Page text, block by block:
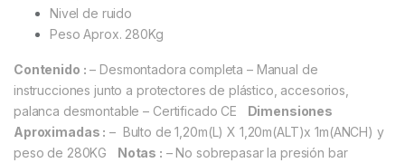
Nivel de ruido
Peso Aprox. 280Kg
Contenido : – Desmontadora completa – Manual de
instrucciones junto a protectores de plástico, accesorios,
palanca desmontable – Certificado CE
Dimensiones
Aproximadas : – Bulto de 1,20m(L) X 1,20m(ALT)x 1m(ANCH) y
peso de 280KG
Notas : – No sobrepasar la presión bar